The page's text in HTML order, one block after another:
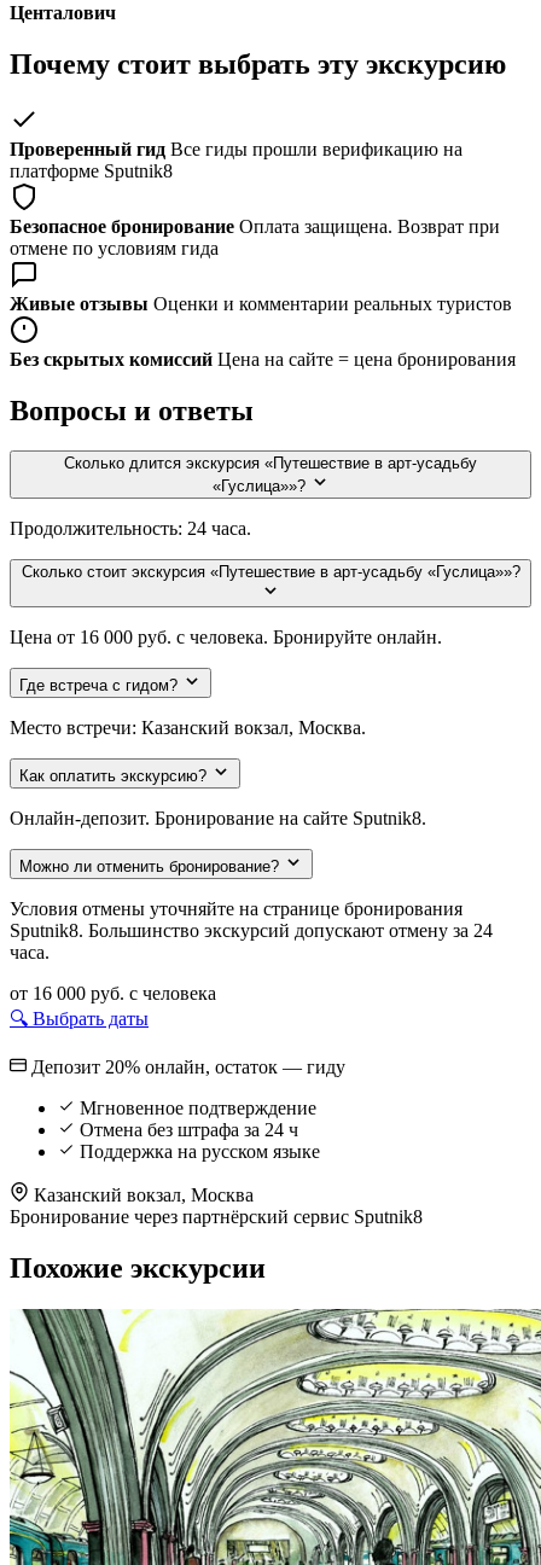
Центалович
Почему стоит выбрать эту экскурсию
Проверенный гид Все гиды прошли верификацию на
платформе Sputnik8
Безопасное бронирование Оплата защищена. Возврат при
отмене по условиям гида
Живые отзывы Оценки и комментарии реальных туристов
Без скрытых комиссий Цена на сайте = цена бронирования
Вопросы и ответы
Сколько длится экскурсия «Путешествие в арт-усадьбу
«Гуслица»»?
Продолжительность: 24 часа.
Сколько стоит экскурсия «Путешествие в арт-усадьбу «Гуслица»»?
Цена от 16 000 руб. с человека. Бронируйте онлайн.
Где встреча с гидом?
Место встречи: Казанский вокзал, Москва.
Как оплатить экскурсию?
Онлайн-депозит. Бронирование на сайте Sputnik8.
Можно ли отменить бронирование?
Условия отмены уточняйте на странице бронирования
Sputnik8. Большинство экскурсий допускают отмену за 24
часа.
от 16 000 руб. с человека
🔍 Выбрать даты
Депозит 20% онлайн, остаток — гиду
Мгновенное подтверждение
Отмена без штрафа за 24 ч
Поддержка на русском языке
Казанский вокзал, Москва
Бронирование через партнёрский сервис Sputnik8
Похожие экскурсии